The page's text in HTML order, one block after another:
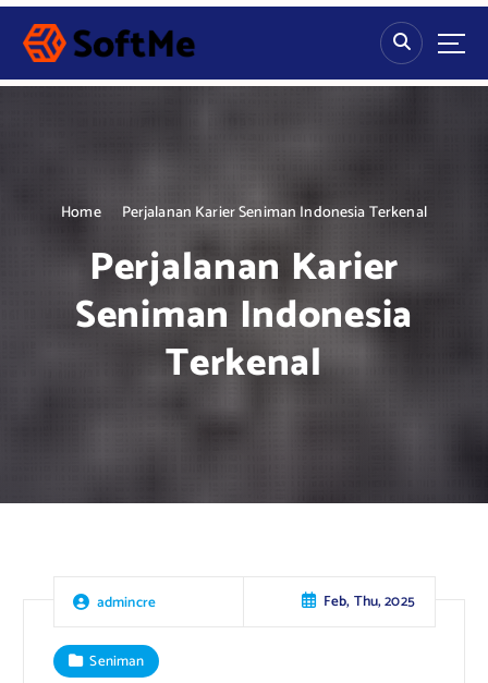
S
p
Home Perjalanan Karier Seniman Indonesia Terkenal
Perjalanan Karier
Seniman Indonesia
Terkenal
admincre Feb, Thu, 2025
Seniman